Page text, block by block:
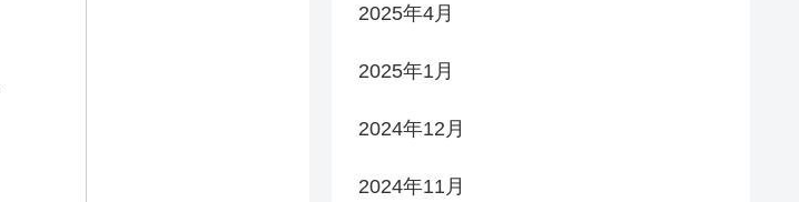
2025年4月
2025年1月
2024年12月
2024年11月